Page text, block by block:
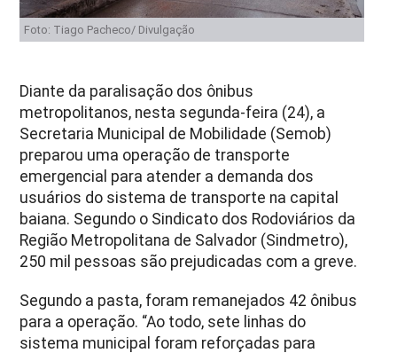
Foto: Tiago Pacheco/ Divulgação
Diante da paralisação dos ônibus
metropolitanos, nesta segunda-feira (24), a
Secretaria Municipal de Mobilidade (Semob)
preparou uma operação de transporte
emergencial para atender a demanda dos
usuários do sistema de transporte na capital
baiana. Segundo o Sindicato dos Rodoviários da
Região Metropolitana de Salvador (Sindmetro),
250 mil pessoas são prejudicadas com a greve.
Segundo a pasta, foram remanejados 42 ônibus
para a operação. “Ao todo, sete linhas do
sistema municipal foram reforçadas para